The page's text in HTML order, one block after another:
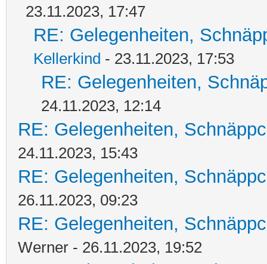
23.11.2023, 17:47
RE: Gelegenheiten,
Kellerkind - 23.11.2023, 17:53
RE: Gelegenheiten,
24.11.2023, 12:14
RE: Gelegenheiten,
24.11.2023, 15:43
RE: Gelegenheiten,
26.11.2023, 09:23
RE: Gelegenheiten,
Werner - 26.11.2023, 19:52